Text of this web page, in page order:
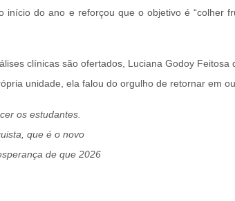
início do ano e reforçou que o objetivo é
clínicas são ofertados, Luciana Godoy
unidade, ela falou do orgulho de retornar em
os estudantes.
que é o novo
de que 2026